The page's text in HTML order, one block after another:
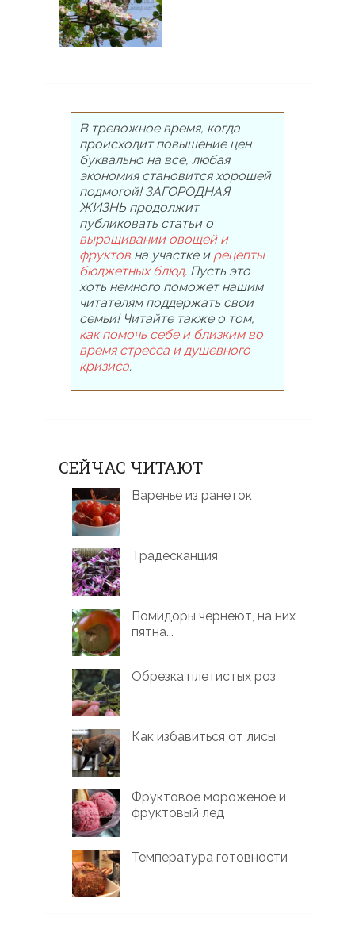
В тревожное время, когда
происходит повышение цен
буквально на все, любая
экономия становится хорошей
подмогой! ЗАГОРОДНАЯ
ЖИЗНЬ продолжит
публиковать статьи о
выращивании овощей и
фруктовна участке и рецепты
бюджетных блюд. Пусть это
хоть немного поможет нашим
читателям поддержать свои
семьи! Читайте также о том,
как помочь себе и близким во
время стресса и душевного
кризиса.
СЕЙЧАС ЧИТАЮТ
Варенье из ранеток
Традесканция
Помидоры чернеют, на них
пятна...
Обрезка плетистых роз
Как избавиться от лисы
Фруктовое мороженое и
фруктовый лед
Температура готовности